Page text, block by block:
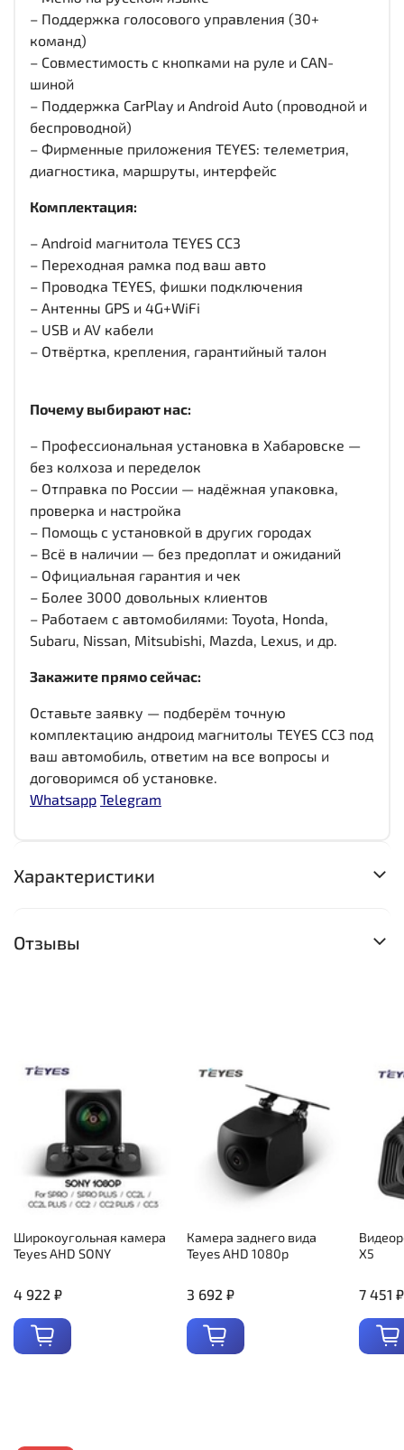
– Поддержка голосового управления (30+
команд)
– Совместимость с кнопками на руле и CAN-
шиной
– Поддержка CarPlay и Android Auto (проводной и
беспроводной)
– Фирменные приложения TEYES: телеметрия,
диагностика, маршруты, интерфейс
Комплектация:
– Android магнитола TEYES CC3
– Переходная рамка под ваш авто
– Проводка TEYES, фишки подключения
– Антенны GPS и 4G+WiFi
– USB и AV кабели
– Отвёртка, крепления, гарантийный талон
Почему выбирают нас:
– Профессиональная установка в Хабаровске —
без колхоза и переделок
– Отправка по России — надёжная упаковка,
проверка и настройка
– Помощь с установкой в других городах
– Всё в наличии — без предоплат и ожиданий
– Официальная гарантия и чек
– Более 3000 довольных клиентов
– Работаем с автомобилями: Toyota, Honda,
Subaru, Nissan, Mitsubishi, Mazda, Lexus, и др.
Закажите прямо сейчас:
Оставьте заявку — подберём точную
комплектацию андроид магнитолы TEYES CC3 под
ваш автомобиль, ответим на все вопросы и
договоримся об установке.
Whatsapp Telegram
Характеристики
Отзывы
Широкоугольная камера
Teyes AHD SONY
4 922 ₽
Камера заднего вида
Teyes AHD 1080p
3 692 ₽
X5
7 451 ₽